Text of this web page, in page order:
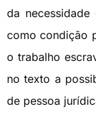
da
como condição
o trabalho
no texto a
de pessoa